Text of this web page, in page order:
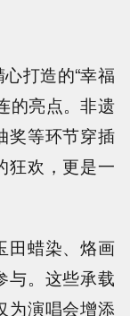
打造的“幸福
的亮点。非遗
奖等环节穿插
狂欢，更是一
田蜡染、烙画
与。这些承载
为演唱会增添